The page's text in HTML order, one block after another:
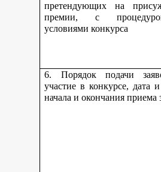
претендующих на
премии, с
условиями конкурса
6. Порядок подачи
участие в конкурсе, дата
начала и окончания приема